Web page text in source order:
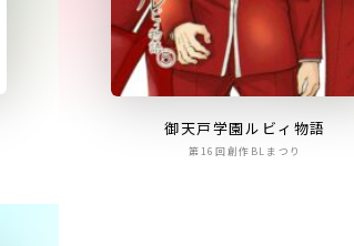
御天戸学園ルビィ物語
第16回創作BLまつり